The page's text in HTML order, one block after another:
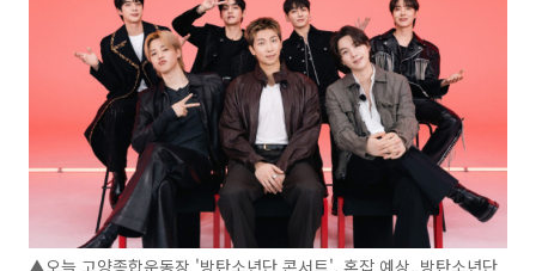
▲오늘 고양종합운동장 '방탄소년단 콘서트', 혼잡 예상, 방탄소년단